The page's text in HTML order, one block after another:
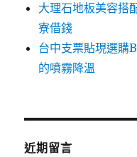
大理石地板美容搭
寮借錢
台中支票貼現選購
的噴霧降溫
近期留言